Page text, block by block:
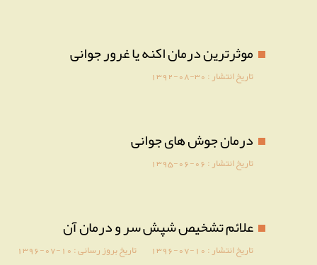
موثرترین درمان اکنه یا غرور جوانی
تاریخ انتشار :1392-08-30
درمان جوش های جوانی
تاریخ انتشار :1395-06-06
علائم تشخیص شپش سر و درمان آن
تاریخ انتشار :1396-07-10 تاریخ بروز رسانی :1396-07-10